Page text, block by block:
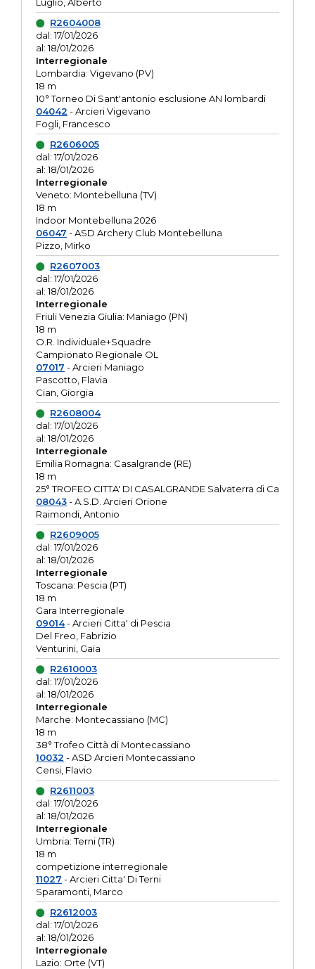
R2604008
dal: 17/01/2026
al: 18/01/2026
Interregionale
Lombardia: Vigevano (PV)
18 m
10° Torneo Di Sant'antonio esclusione AN lombardi
04042 - Arcieri Vigevano
Fogli, Francesco
R2606005
dal: 17/01/2026
al: 18/01/2026
Interregionale
Veneto: Montebelluna (TV)
18 m
Indoor Montebelluna 2026
06047 - ASD Archery Club Montebelluna
Pizzo, Mirko
R2607003
dal: 17/01/2026
al: 18/01/2026
Interregionale
Friuli Venezia Giulia: Maniago (PN)
18 m
O.R. Individuale+Squadre
Campionato Regionale OL
07017 - Arcieri Maniago
Pascotto, Flavia
Cian, Giorgia
R2608004
dal: 17/01/2026
al: 18/01/2026
Interregionale
Emilia Romagna: Casalgrande (RE)
18 m
25° TROFEO CITTA' DI CASALGRANDE Salvaterra di Ca
08043- A.S.D. Arcieri Orione
Raimondi, Antonio
R2609005
dal: 17/01/2026
al: 18/01/2026
Interregionale
Toscana: Pescia (PT)
18 m
Gara Interregionale
09014- Arcieri Citta' di Pescia
Del Freo, Fabrizio
Venturini, Gaia
R2610003
dal: 17/01/2026
al: 18/01/2026
Interregionale
Marche: Montecassiano (MC)
18 m
38° Trofeo Città di Montecassiano
10032 - ASD Arcieri Montecassiano
Censi, Flavio
R2611003
dal: 17/01/2026
al: 18/01/2026
Interregionale
Umbria: Terni (TR)
18 m
competizione interregionale
11027 - Arcieri Citta' Di Terni
Sparamonti, Marco
R2612003
dal: 17/01/2026
al: 18/01/2026
Interregionale
Lazio: Orte (VT)